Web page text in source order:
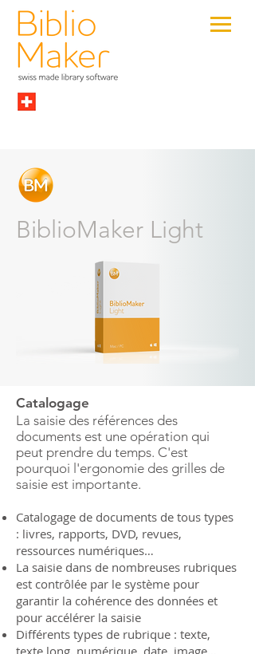
BiblioMaker Light
Catalogage​
La saisie des références des
documents est une opération qui
peut prendre du temps. C'est
pourquoi l'ergonomie des grilles de
saisie est importante.
Catalogage de documents de tous types
: livres, rapports, DVD, revues,
ressources numériques…
La saisie dans de nombreuses rubriques
est contrôlée par le système pour
garantir la cohérence des données et
pour accélérer la saisie
Différents types de rubrique : texte,
texte long, numérique, date, image…